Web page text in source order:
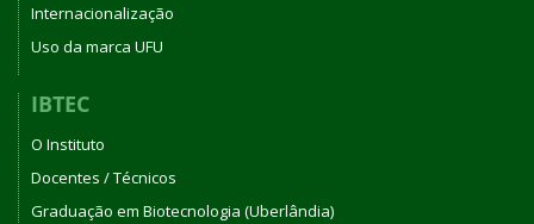
Internacionalização
Uso da marca UFU
IBTEC
O Instituto
Docentes / Técnicos
Graduação em Biotecnologia (Uberlândia)